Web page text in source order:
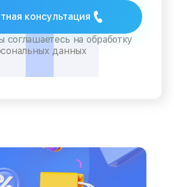
консультация
соглашаетесь на обработку
данных